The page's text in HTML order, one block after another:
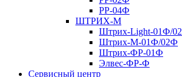
РР-04Ф
ШТРИХ-М
Штрих-Light-01Ф/
Штрих-М-01Ф/02Ф
Штрих-ФР-01Ф
Элвес-ФР-Ф
Сервисный центр